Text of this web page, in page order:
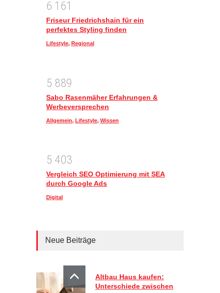
6 1 61
Friseur Friedrichshain für ein
perfektes Styling finden
Lifestyle, Regional
5 889
Sabo Rasenmäher Erfahrungen &
Werbeversprechen
Allgemein, Lifestyle, Wissen
5 403
Vergleich SEO Optimierung mit SEA
durch Google Ads
Digital
Neue Beiträge
Altbau Haus kaufen:
Unterschiede zwischen